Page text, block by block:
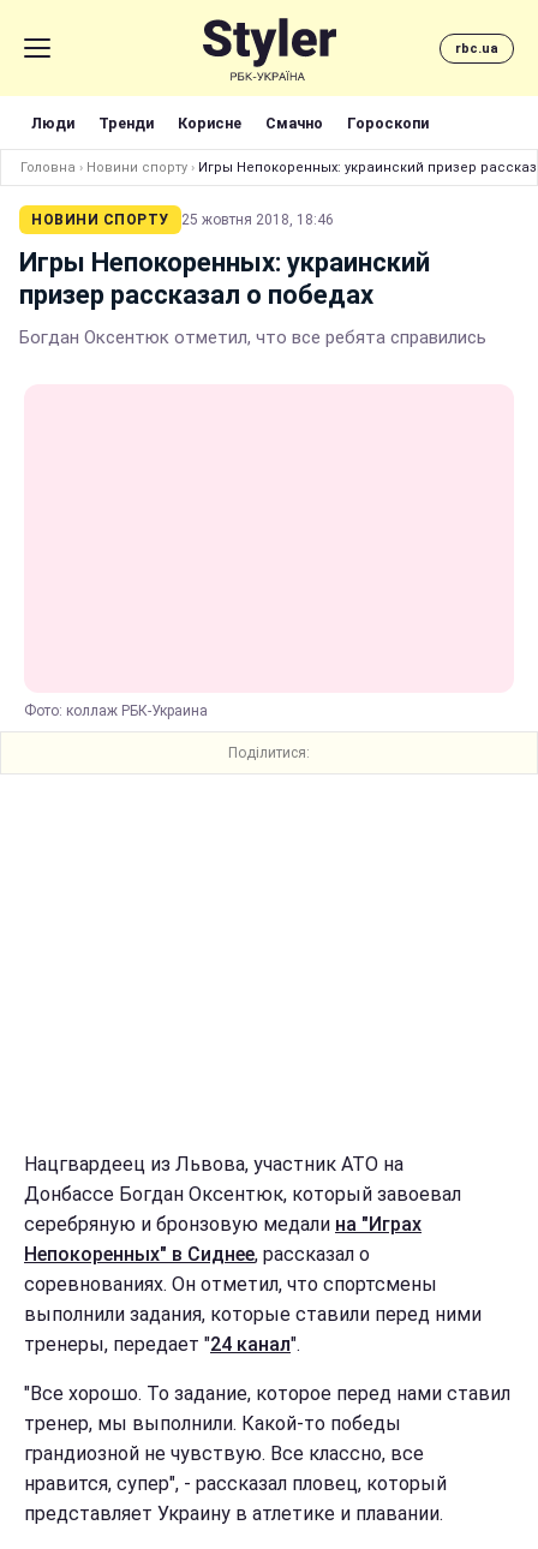
rbc.ua
Люди Тренди Корисне Смачно Гороскопи
Головна › Новини спорту › Игры Непокоренных: украинский призер
НОВИНИ СПОРТУ 25 жовтня 2018, 18:46
Игры Непокоренных: украинский
призер рассказал о победах
Богдан Оксентюк отметил, что все ребята справились
Фото: коллаж РБК-Украина
Поділитися:
Нацгвардеец из Львова, участник АТО на
Донбассе Богдан Оксентюк, который завоевал
серебряную и бронзовую медали на "Играх
Непокоренных" в Сиднее, рассказал о
соревнованиях. Он отметил, что спортсмены
выполнили задания, которые ставили перед ними
тренеры, передает "24 канал".
"Все хорошо. То задание, которое перед нами ставил
тренер, мы выполнили. Какой-то победы
грандиозной не чувствую. Все классно, все
нравится, супер", - рассказал пловец, который
представляет Украину в атлетике и плавании.